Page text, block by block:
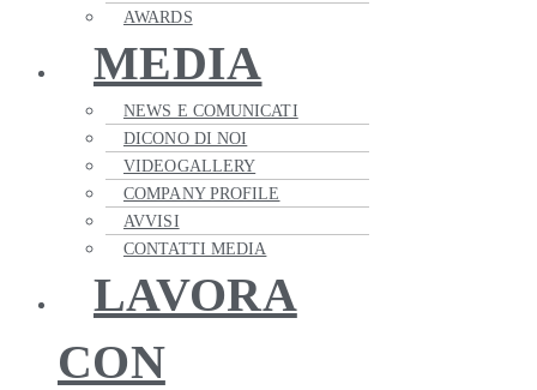
AWARDS
MEDIA
NEWS E COMUNICATI
DICONO DI NOI
VIDEOGALLERY
COMPANY PROFILE
AVVISI
CONTATTI MEDIA
LAVORA
CON